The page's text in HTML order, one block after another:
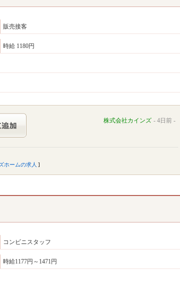
販売接客
時給 1180円
株式会社カインズ 4日前
ホームの求人
コンビニスタッフ
時給1177円～1471円